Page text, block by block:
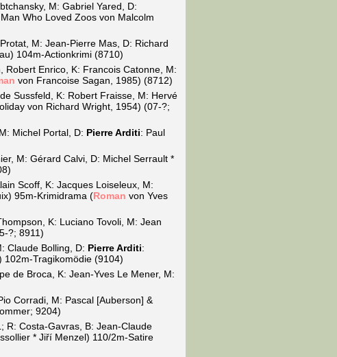
M: Gabriel Yared, D:
Who Loved Zoos von Malcolm
M: Jean-Pierre Mas, D: Richard
104m-Actionkrimi (8710)
Robert Enrico, K: Francois Catonne, M:
von Francoise Sagan, 1985) (8712)
Sussfeld, K: Robert Fraisse, M: Hervé
von Richard Wright, 1954) (07-?;
Michel Portal, D: Pierre Arditi: Paul
M: Gérard Calvi, D: Michel Serrault *
Scoff, K: Jacques Loiseleux, M:
95m-Krimidrama (Roman von Yves
K: Luciano Tovoli, M: Jean
?; 8911)
Claude Bolling, D: Pierre Arditi:
102m-Tragikomödie (9104)
de Broca, K: Jean-Yves Le Mener, M:
Corradi, M: Pascal [Auberson] &
9204)
R: Costa-Gavras, B: Jean-Claude
* Jiří Menzel) 110/2m-Satire